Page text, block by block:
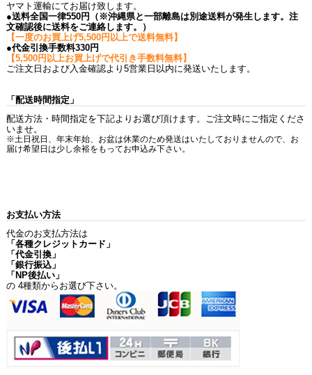
ヤマト運輸にてお届け致します。
●送料全国一律550円（※沖縄県と一部離島は別途送料が発生します。注
文確認後に送料をご連絡します。）
【一度のお買上げ5,500円以上で送料無料】
●代金引換手数料330円
【5,500円以上お買上げで代引き手数料無料】
ご注文日および入金確認より5営業日以内に発送いたします。
「配送時間指定」
配送方法・時間指定を下記よりお選び頂けます。ご注文時にご指定くださ
いませ。
※土日祝日、年末年始、お盆は休業のため発送はいたしておりませんので、お
届け希望日は少し余裕をもってお申込み下さい。
お支払い方法
代金のお支払方法は
「各種クレジットカード」
「代金引換」
「銀行振込」
「NP後払い」
の 4種類からお選び下さい。